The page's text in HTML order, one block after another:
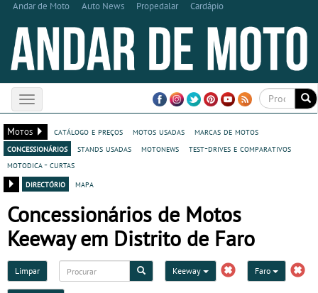
Andar de Moto Auto News Propedalar Cardápio
Toggle
navigation
Motos
catálogo e preços motos usadas
marcas de motos
concessionários
stands usadas motonews
test-drives e comparativos
motodica - curtas
directório
mapa
Concessionários de Motos
Keeway em Distrito de Faro
Limpar Keeway Faro